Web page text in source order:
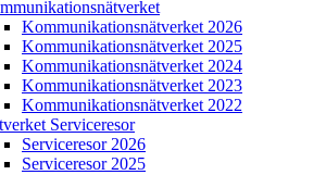
Kommunikations­nätverket 2026
Kommunikations­nätverket 2025
Kommunikations­nätverket 2024
Kommunikations­nätverket 2023
Kommunikations­nätverket 2022
Serviceresor
Serviceresor 2026
Serviceresor 2025